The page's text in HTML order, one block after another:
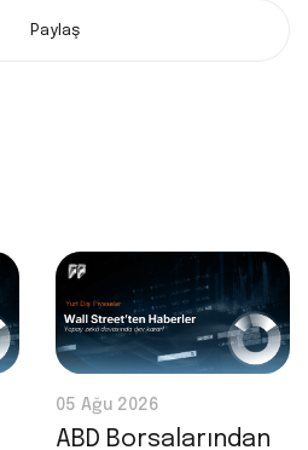
Paylaş
05 Ağu 2026
ABD Borsalarından